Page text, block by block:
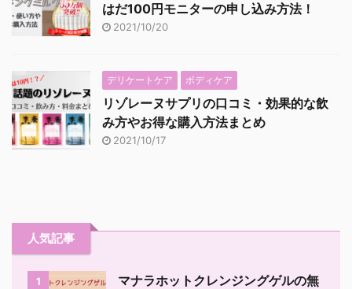
はだ100円モニターの申し込み方法！
2021/10/20
デリケートケア ボディケア
リゾレーヌサプリの口コミ・効果的な飲
み方やお得な購入方法まとめ
2021/10/17
人気記事
1
マナラホットクレンジングゲルの無